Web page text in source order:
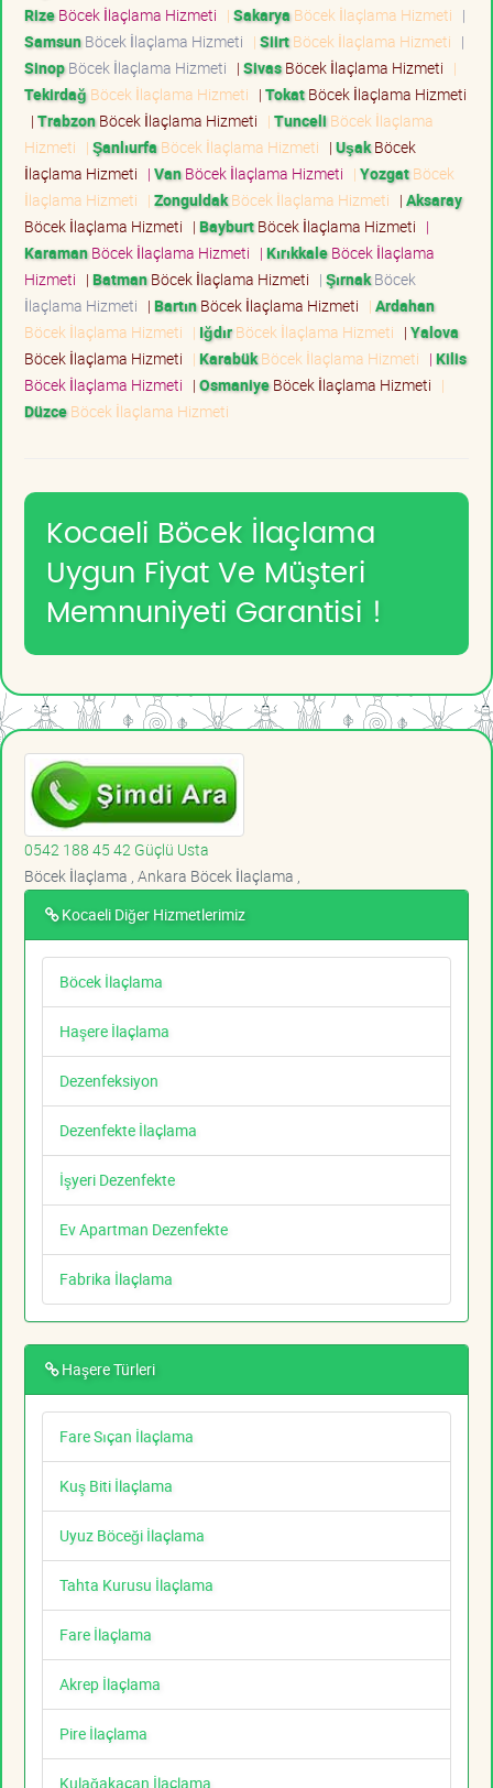
RizeBöcek İlaçlama Hizmeti | Sakarya Böcek İlaçlama Hizmeti |
SamsunBöcek İlaçlama Hizmeti | SiirtBöcek İlaçlama Hizmeti |
SinopBöcek İlaçlama Hizmeti | SivasBöcek İlaçlama Hizmeti |
Tekirdağ Böcek İlaçlama Hizmeti | TokatBöcek İlaçlama Hizmeti
| TrabzonBöcek İlaçlama Hizmeti | Tunceli Böcek İlaçlama
Hizmeti | Şanlıurfa Böcek İlaçlama Hizmeti | UşakBöcek
İlaçlama Hizmeti | VanBöcek İlaçlama Hizmeti | YozgatBöcek
İlaçlama Hizmeti | ZonguldakBöcek İlaçlama Hizmeti | Aksaray
Böcek İlaçlama Hizmeti | BayburtBöcek İlaçlama Hizmeti |
KaramanBöcek İlaçlama Hizmeti | KırıkkaleBöcek İlaçlama
Hizmeti | BatmanBöcek İlaçlama Hizmeti | ŞırnakBöcek
İlaçlama Hizmeti | BartınBöcek İlaçlama Hizmeti | Ardahan
Böcek İlaçlama Hizmeti | IğdırBöcek İlaçlama Hizmeti | Yalova
Böcek İlaçlama Hizmeti | KarabükBöcek İlaçlama Hizmeti | Kilis
Böcek İlaçlama Hizmeti | OsmaniyeBöcek İlaçlama Hizmeti |
DüzceBöcek İlaçlama Hizmeti
Kocaeli Böcek İlaçlama
Uygun Fiyat Ve Müşteri
Memnuniyeti Garantisi !
0542 188 45 42 Güçlü Usta
Böcek İlaçlama , Ankara Böcek İlaçlama ,
Kocaeli Diğer Hizmetlerimiz
Böcek İlaçlama
Haşere İlaçlama
Dezenfeksiyon
Dezenfekte İlaçlama
İşyeri Dezenfekte
Ev Apartman Dezenfekte
Fabrika İlaçlama
Haşere Türleri
Fare Sıçan İlaçlama
Kuş Biti İlaçlama
Uyuz Böceği İlaçlama
Tahta Kurusu İlaçlama
Fare İlaçlama
Akrep İlaçlama
Pire İlaçlama
Kulağakaçan İlaçlama